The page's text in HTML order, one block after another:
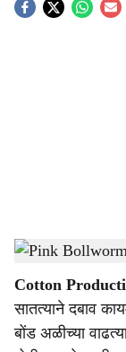
S
a
r
Pink Bollworm May
Cotton
सातत्याने दबाव
बोंड अळीच्या